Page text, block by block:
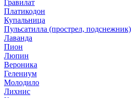
Гравилат
Платикодон
Купальница
Пульсатилла (прострел, подснежник)
Лаванда
Пион
Люпин
Вероника
Гелениум
Молодило
Лихнис